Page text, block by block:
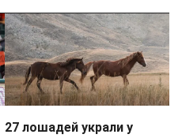
27 лошадей украли у